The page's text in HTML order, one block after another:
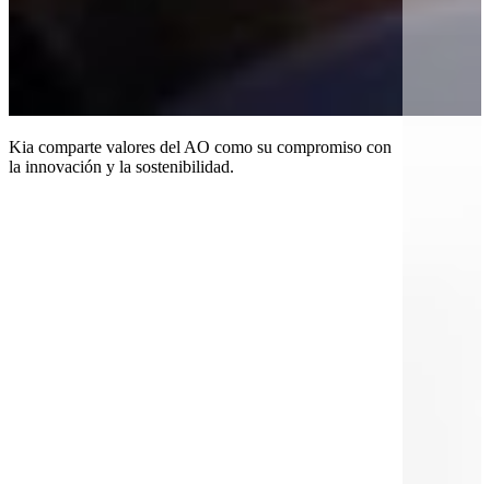
Kia comparte valores del AO como su compromiso con
la innovación y la sostenibilidad.